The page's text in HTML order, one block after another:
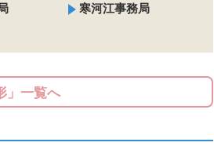
寒河江事務局
」一覧へ